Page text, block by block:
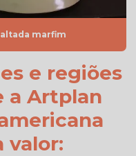
marfim
e regiões
a Artplan
valor: